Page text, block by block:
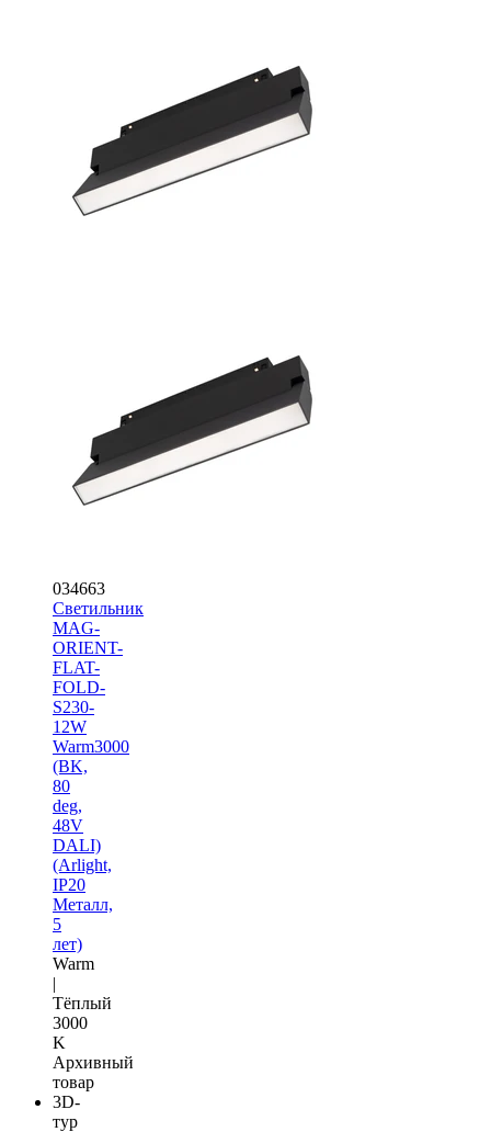
034663
Светильник
MAG-
ORIENT-
FLAT-
FOLD-
S230-
12W
Warm3000
(BK,
80
deg,
48V
DALI)
(Arlight,
IP20
Металл,
5
лет)
Warm
|
Тёплый
3000
K
Архивный
товар
3D-
тур